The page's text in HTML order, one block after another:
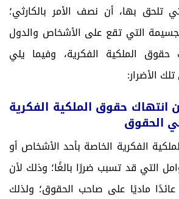
تلحق بها، أن نصف الأمر بالكارثي؛
التي تقع على الأشخاص والدول
حقوق الملكية الفكرية، وفيما يلي
الأضرار:
انتهاك حقوق الملكية الفكرية
الحقوق
الفكرية الخاصة بأحد الأشخاص أو
التي قد تسبب ضررًا بالغًا؛ وذلك لأن
عائدًا ماديًا على صاحب الحقوق؛ ولذلك